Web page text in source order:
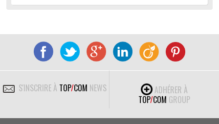
S'INSCRIRE À TOP/COM NEWS
ADHÉRER À
TOP/COM GROUP